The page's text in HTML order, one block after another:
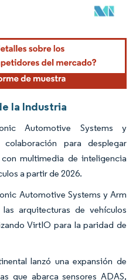
atribución según CC BY 4.0.
la Industria
Automotive Systems y
para desplegar
multimedia de inteligencia
a partir de 2026.
Automotive Systems y Arm
arquitecturas de vehículos
VirtIO para la paridad de
lanzó una expansión de
que abarca sensores ADAS,